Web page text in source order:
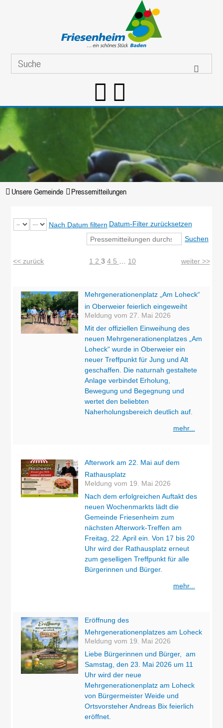
Unsere Gemeinde Pressemitteilungen
Nach Datum filtern Datum-Filter zurücksetzen
<< zurück 1 2 3 4 5 10 weiter >>
Mehrgenerationenplatz „Am Loheck“
in Oberweier feierlich eingeweiht
Meldung vom 27. Mai 2026
Mit der offiziellen Einweihung des
neuen Mehrgenerationenplatzes „Am
Loheck“ wurde in Oberweier ein
neuer Treffpunkt für Jung und Alt
geschaffen. Die naturnah gestaltete
Anlage verbindet Erholung,
Bewegung und Begegnung und
wertet den beliebten
Naherholungsbereich deutlich auf.
mehr...
Afterwork am 22. Mai auf dem
Rathausplatz
Meldung vom 19. Mai 2026
Nach dem erfolgreichen Auftakt des
neuen Wochenmarkts lädt die
Gemeinde Friesenheim zum
nächsten Afterwork-Treffen am
Freitag, 22. April ein. Von 17 bis 20
Uhr wird der Rathausplatz erneut
zum geselligen Treffpunkt für alle
Bürgerinnen und Bürger.
mehr...
Eröffnung des
Mehrgenerationenplatzes am Loheck
Meldung vom 19. Mai 2026
Liebe Bürgerinnen und Bürger, am
Samstag, den 23. Mai 2026 um 11
Uhr wird der neue
Mehrgenerationenplatz am Loheck
von Bürgermeister Weide und
Ortsvorsteher Andreas Bix feierlich
eröffnet.